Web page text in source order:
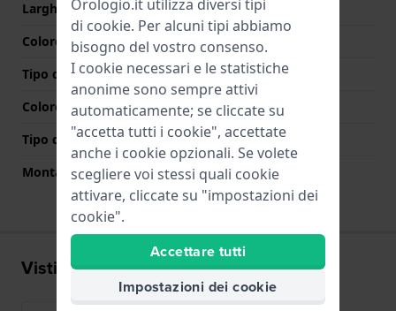
Larghezza tra Anse
6 mm
Colore cinturino
Argento
Tipo di chiusura
Chiusura a gioiello
Colore Chiusura
Argento
Tipo di montatura
Perni in acciaio
Montatura dritta
No
Visti di recente
Orologio.it utilizza diversi tipi
di cookie. Per alcuni tipi abbiamo
bisogno del vostro consenso.
I cookie necessari e le statistiche
anonime sono sempre attivi
automaticamente; se cliccate su
"accetta tutti i cookie", accettate
anche i cookie opzionali. Se volete
scegliere voi stessi quali cookie
attivare, cliccate su "impostazioni dei
cookie".
Accettare tutti
Impostazioni dei cookie